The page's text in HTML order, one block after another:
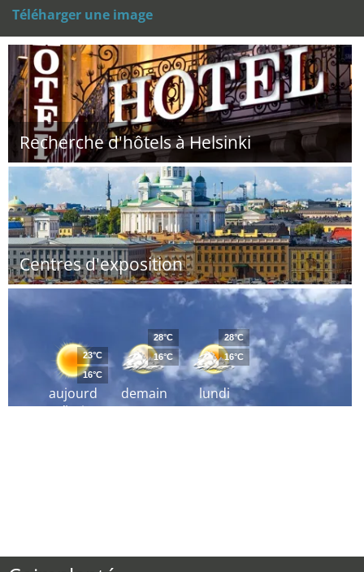
Téléharger une image
Recherche d'hôtels à Helsinki
Centres d'exposition
aujourd
´hui
23°C
16°C
demain
28°C
16°C
lundi
28°C
16°C